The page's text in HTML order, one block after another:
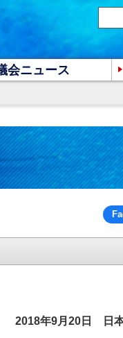
2018年9月20日 日
会ニュース